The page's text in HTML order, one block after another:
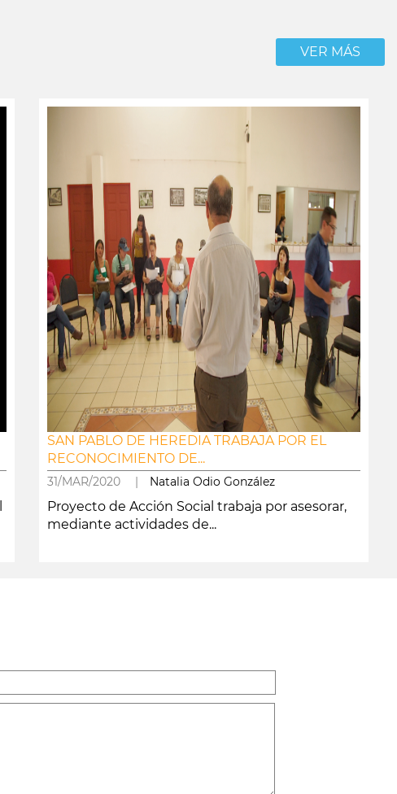
VER MÁS
SAN PABLO DE HEREDIA TRABAJA POR EL
RECONOCIMIENTO DE...
31/MAR/2020 | Natalia Odio González
Proyecto de Acción Social trabaja por asesorar,
mediante actividades de...